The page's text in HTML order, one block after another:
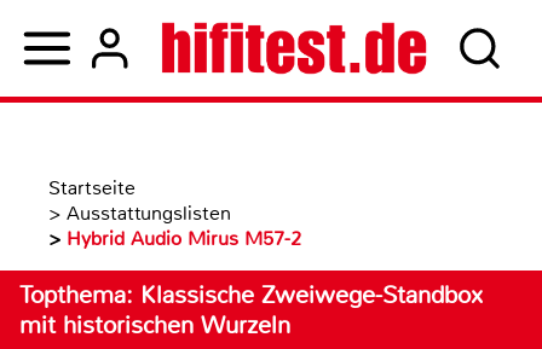
Startseite
> Ausstattungslisten
> Hybrid Audio Mirus M57-2
Topthema: Klassische Zweiwege-Standbox
mit historischen Wurzeln